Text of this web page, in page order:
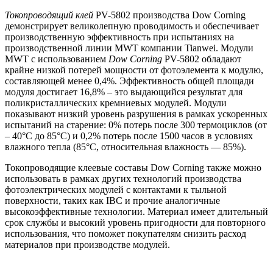
Токопроводящий клей PV-5802 производства Dow Corning
демонстрирует великолепную проводимость и обеспечивает
производственную эффективность при испытаниях на
производственной линии MWT компании Tianwei. Модули
MWT с использованием Dow Corning PV-5802 обладают
крайне низкой потерей мощности от фотоэлемента к модулю,
составляющей менее 0,4%. Эффективность общей площади
модуля достигает 16,8% – это выдающийся результат для
поликристаллических кремниевых модулей. Модули
показывают низкий уровень разрушения в рамках ускоренных
испытаний на старение: 0% потерь после 300 термоциклов (от
– 40°C до 85°C) и 0,2% потерь после 1500 часов в условиях
влажного тепла (85°C, относительная влажность — 85%).
Токопроводящие клеевые составы Dow Corning также можно
использовать в рамках других технологий производства
фотоэлектрических модулей с контактами к тыльной
поверхности, таких как IBC и прочие аналогичные
высокоэффективные технологии. Материал имеет длительный
срок службы и высокий уровень пригодности для повторного
использования, что поможет покупателям снизить расход
материалов при производстве модулей.